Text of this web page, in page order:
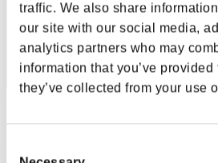
traffic. We also share
our site with our social media,
analytics partners who may
information that you’ve provided
they’ve collected from your use